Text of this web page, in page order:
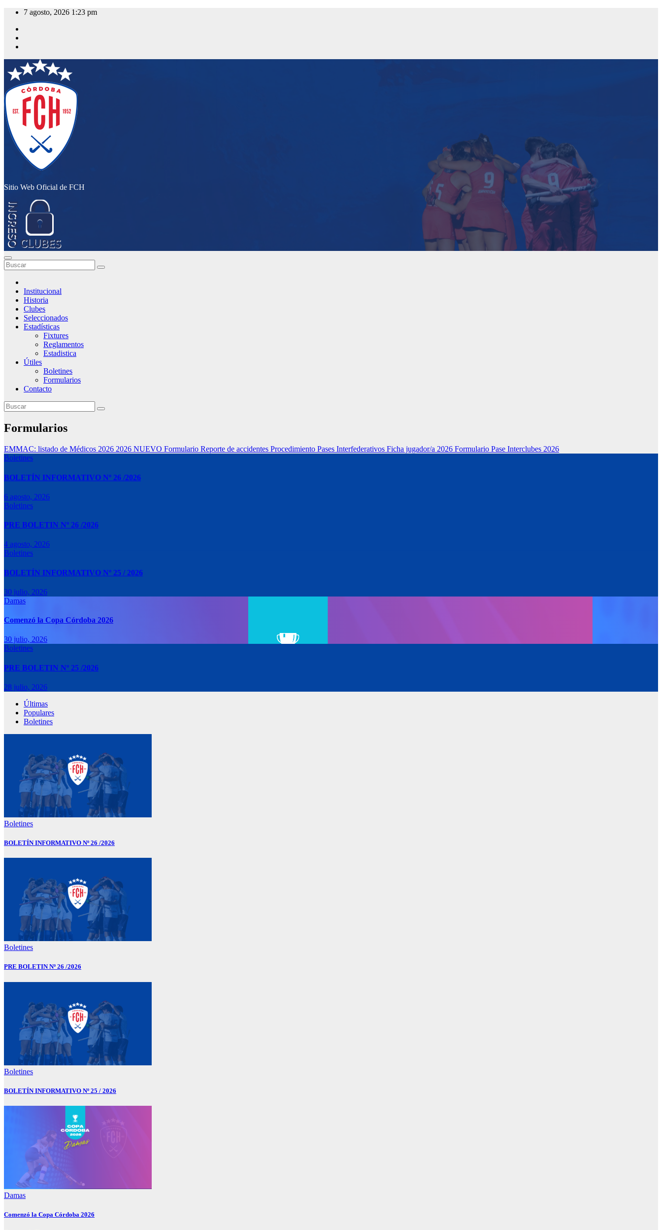
Saltar
contenido
7 agosto, 2026 1:23 pm
Sitio Web Oficial de FCH
Institucional
Historia
Clubes
Seleccionados
Estadísticas
Fixtures
Reglamentos
Estadistica
Útiles
Boletines
Formularios
Contacto
Formularios
EMMAC: listado de Médicos 2026 2026 NUEVO Formulario Reporte de accidentes Procedimiento Pases Interfederativos Ficha jugador/a 2026 Formulario Pase Interclubes 2026
Boletines
BOLETÍN INFORMATIVO Nº 26 /2026
6 agosto, 2026
Boletines
PRE BOLETIN Nº 26 /2026
4 agosto, 2026
Boletines
BOLETÍN INFORMATIVO Nº 25 / 2026
30 julio, 2026
Damas
Comenzó la Copa Córdoba 2026
30 julio, 2026
Boletines
PRE BOLETIN Nº 25 /2026
28 julio, 2026
Últimas
Populares
Boletines
Boletines
BOLETÍN INFORMATIVO Nº 26 /2026
Boletines
PRE BOLETIN Nº 26 /2026
Boletines
BOLETÍN INFORMATIVO Nº 25 / 2026
Damas
Comenzó la Copa Córdoba 2026